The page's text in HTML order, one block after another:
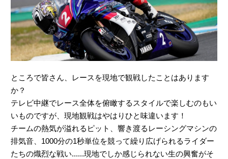
ところで皆さん、レースを現地で観戦したことはあります
か？
テレビ中継でレース全体を俯瞰するスタイルで楽しむのもい
いものですが、現地観戦はやはりひと味違います！
チームの熱気が溢れるピット、響き渡るレーシングマシンの
排気音、1000分の1秒単位を競って繰り広げられるライダー
たちの熾烈な戦い......現地でしか感じられない生の興奮がそ